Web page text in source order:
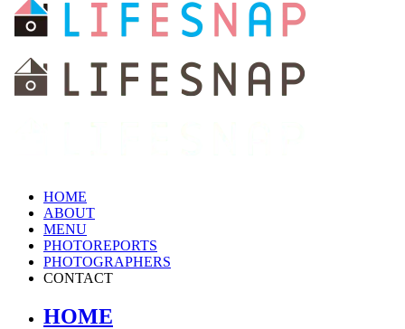
HOME
ABOUT
MENU
PHOTOREPORTS
PHOTOGRAPHERS
CONTACT
HOME